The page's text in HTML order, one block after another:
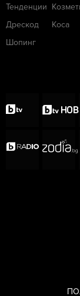
Тенденции
Дрескод
Шопинг
Коса